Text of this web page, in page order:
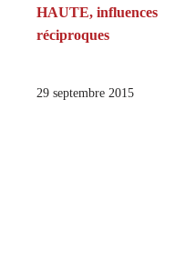
HAUTE, influences
réciproques
29 septembre 2015